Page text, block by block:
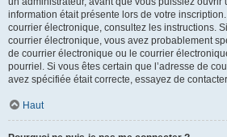
information était présente lors de votre
courrier électronique, consultez les instructions.
courrier électronique, vous avez probablement
de courrier électronique ou le courrier
pourriel. Si vous êtes certain que l’adresse de
avez spécifiée était correcte, essayez de
Haut